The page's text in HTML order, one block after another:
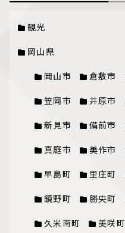
観光
岡山県
岡山市 倉敷市
笠岡市 井原市
新見市 備前市
真庭市 美作市
早島町 里庄町
鏡野町 勝央町
久米南町 美咲町